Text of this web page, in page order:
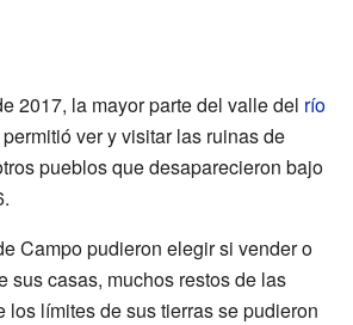
2017, la mayor parte del valle del río
ver y visitar las ruinas de
pueblos que desaparecieron bajo
Campo pudieron elegir si vender o
sus casas, muchos restos de las
los límites de sus tierras se pudieron